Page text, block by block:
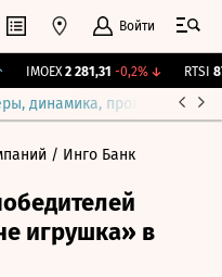
Войти
IMOEX 2 281,31 -0,2%↓ RTSI
динамика, прогнозы
/ Инго Банк
игрушка» в